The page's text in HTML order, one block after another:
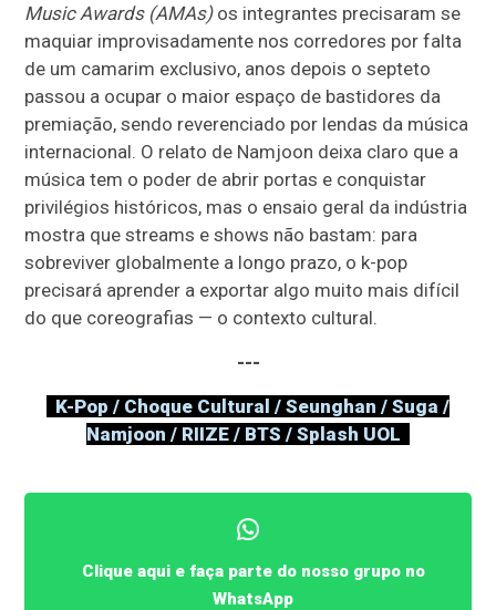
Music Awards (AMAs)os integrantes precisaram se
maquiar improvisadamente nos corredores por falta
de um camarim exclusivo, anos depois o septeto
passou a ocupar o maior espaço de bastidores da
premiação, sendo reverenciado por lendas da música
internacional. O relato de Namjoon deixa claro que a
música tem o poder de abrir portas e conquistar
privilégios históricos, mas o ensaio geral da indústria
mostra que streams e shows não bastam: para
sobreviver globalmente a longo prazo, o k-pop
precisará aprender a exportar algo muito mais difícil
do que coreografias — o contexto cultural.
---
K-Pop / Choque Cultural / Seunghan / Suga /
Namjoon / RIIZE / BTS / Splash UOL
Clique aqui e faça parte do nosso grupo no
WhatsApp